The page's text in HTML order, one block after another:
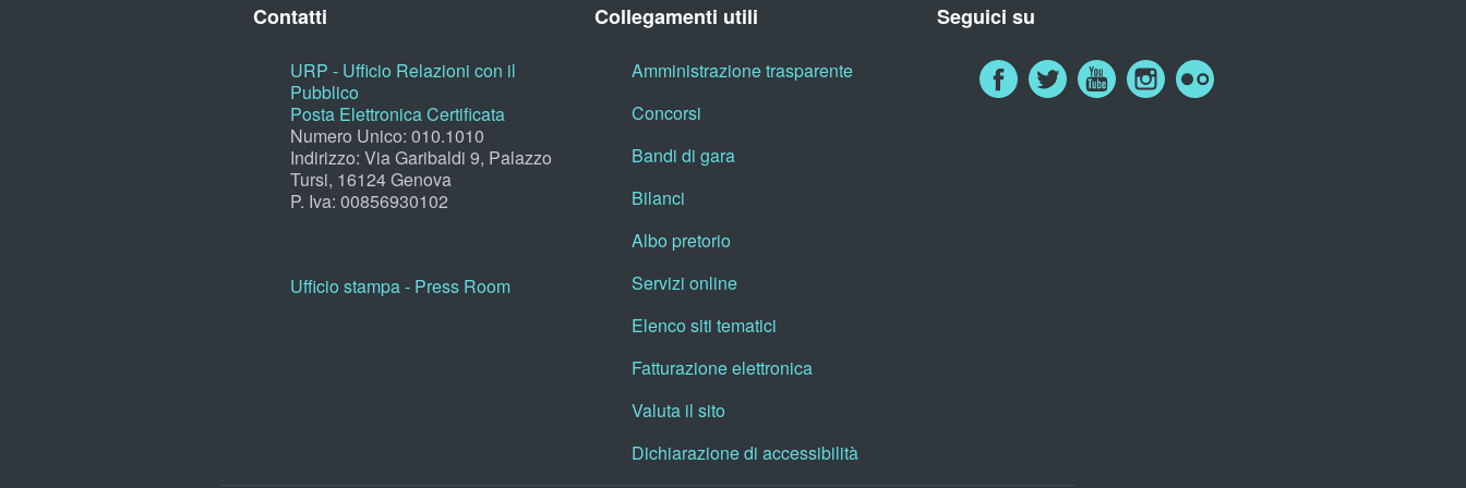
Contatti
URP - Ufficio Relazioni con il
Pubblico
Posta Elettronica Certificata
Numero Unico: 010.1010
Indirizzo: Via Garibaldi 9, Palazzo
Tursi, 16124 Genova
P. Iva: 00856930102
Ufficio stampa - Press Room
Collegamenti utili
Amministrazione trasparente
Concorsi
Bandi di gara
Bilanci
Albo pretorio
Servizi online
Elenco siti tematici
Fatturazione elettronica
Valuta il sito
Dichiarazione di accessibilità
Seguici su